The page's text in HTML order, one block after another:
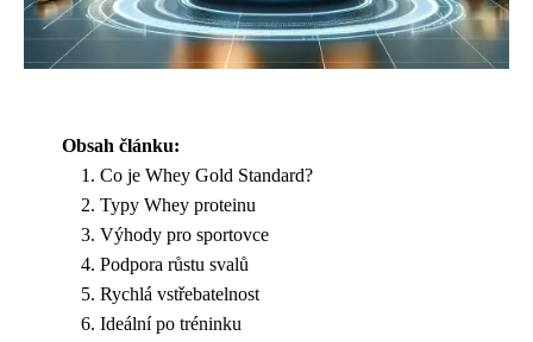
Obsah článku:
Co je Whey Gold Standard?
Typy Whey proteinu
Výhody pro sportovce
Podpora růstu svalů
Rychlá vstřebatelnost
Ideální po tréninku